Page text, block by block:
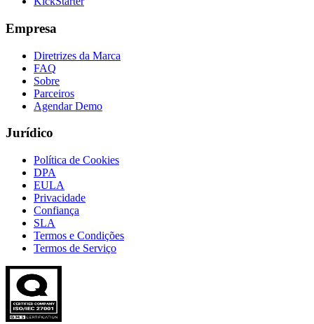
Empresa
Diretrizes da Marca
FAQ
Sobre
Parceiros
Agendar Demo
Jurídico
Política de Cookies
DPA
EULA
Privacidade
Confiança
SLA
Termos e Condições
Termos de Serviço